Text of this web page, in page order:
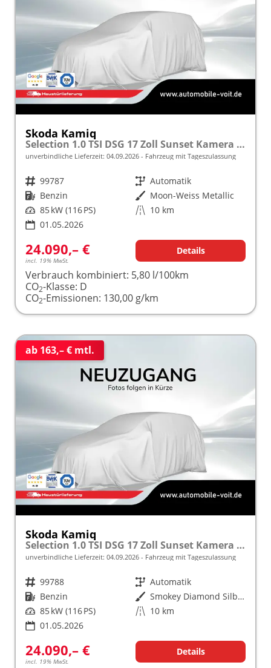
Skoda Kamiq
Selection 1.0 TSI DSG 17 Zoll Sunset Kamera PDC v+h
unverbindliche Lieferzeit: 04.09.2026 Fahrzeug mit Tageszulassung
Fahrzeugnr. 99787 Getriebe Automatik
Kraftstoff Benzin Außenfarbe Moon-Weiss Metallic
Leistung 85 kW (116 PS) Kilometerstand 10 km
01.05.2026
24.090,– €
incl. 19% MwSt.
Details
Verbrauch kombiniert: 5,80 l/100km
CO2-Klasse: D
CO2-Emissionen: 130,00 g/km
ab 163,– € mtl.
Skoda Kamiq
Selection 1.0 TSI DSG 17 Zoll Sunset Kamera PDC v+h
unverbindliche Lieferzeit: 04.09.2026 Fahrzeug mit Tageszulassung
Fahrzeugnr. 99788 Getriebe Automatik
Kraftstoff Benzin Außenfarbe
Smokey Diamond Silber Metallic
Leistung 85 kW (116 PS) Kilometerstand 10 km
01.05.2026
24.090,– €
incl. 19% MwSt.
Details